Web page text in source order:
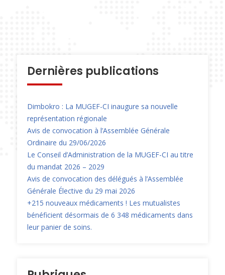
Dernières publications
Dimbokro : La MUGEF-CI inaugure sa nouvelle
représentation régionale
Avis de convocation à l’Assemblée Générale
Ordinaire du 29/06/2026
Le Conseil d’Administration de la MUGEF-CI au titre
du mandat 2026 – 2029
Avis de convocation des délégués à l’Assemblée
Générale Élective du 29 mai 2026
+215 nouveaux médicaments ! Les mutualistes
bénéficient désormais de 6 348 médicaments dans
leur panier de soins.